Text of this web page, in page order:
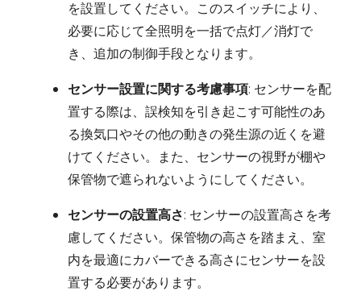
を設置してください。このスイッチにより、
必要に応じて全照明を一括で点灯／消灯で
き、追加の制御手段となります。
センサー設置に関する考慮事項: センサーを配
置する際は、誤検知を引き起こす可能性のあ
る換気口やその他の動きの発生源の近くを避
けてください。また、センサーの視野が棚や
保管物で遮られないようにしてください。
センサーの設置高さ: センサーの設置高さを考
慮してください。保管物の高さを踏まえ、室
内を最適にカバーできる高さにセンサーを設
置する必要があります。